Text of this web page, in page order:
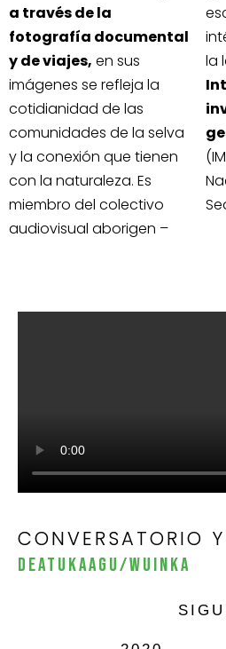
a través de la
fotografía documental
y de viajes, en sus
imágenes se refleja la
cotidianidad de las
comunidades de la selva
y la conexión que tienen
con la naturaleza. Es
miembro del colectivo
audiovisual aborigen –
la
CONVERSATORIO
DEATUKAAGU/WUINKA